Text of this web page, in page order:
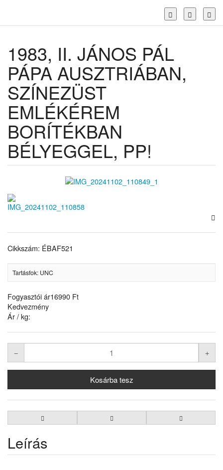
1983, II. JÁNOS PÁL
PÁPA AUSZTRIÁBAN,
SZÍNEZÜST
EMLÉKÉREM
BORÍTÉKBAN
BÉLYEGGEL, PP!
Cikkszám: ÉBAF521
Tartásfok: UNC
Fogyasztói ár16990 Ft
Kedvezmény
Ár / kg:
Leírás